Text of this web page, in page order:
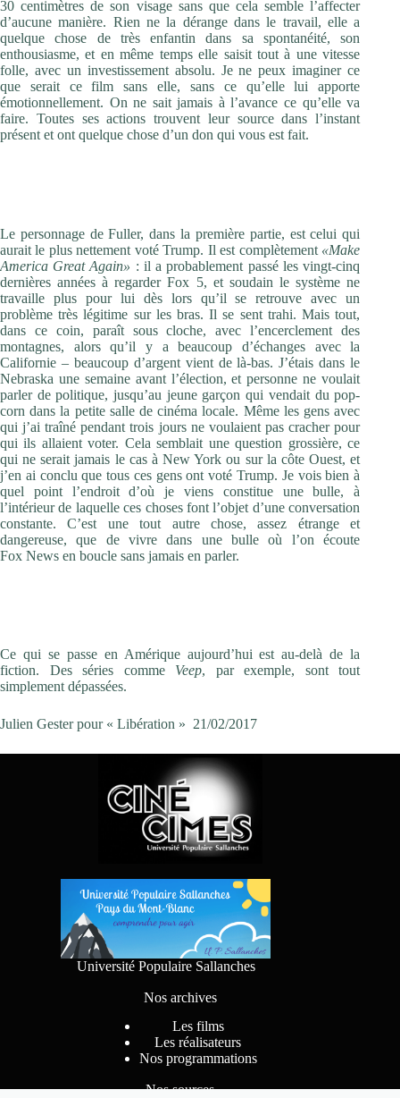
30 centimètres de son visage sans que cela semble l’affecter
d’aucune manière. Rien ne la dérange dans le travail, elle a
quelque chose de très enfantin dans sa spontanéité, son
enthousiasme, et en même temps elle saisit tout à une vitesse
folle, avec un investissement absolu. Je ne peux imaginer ce
que serait ce film sans elle, sans ce qu’elle lui apporte
émotionnellement. On ne sait jamais à l’avance ce qu’elle va
faire. Toutes ses actions trouvent leur source dans l’instant
présent et ont quelque chose d’un don qui vous est fait.
Le personnage de Fuller, dans la première partie, est celui qui
aurait le plus nettement voté Trump. Il est complètement «Make
America Great Again» : il a probablement passé les vingt-cinq
dernières années à regarder Fox 5, et soudain le système ne
travaille plus pour lui dès lors qu’il se retrouve avec un
problème très légitime sur les bras. Il se sent trahi. Mais tout,
dans ce coin, paraît sous cloche, avec l’encerclement des
montagnes, alors qu’il y a beaucoup d’échanges avec la
Californie – beaucoup d’argent vient de là-bas. J’étais dans le
Nebraska une semaine avant l’élection, et personne ne voulait
parler de politique, jusqu’au jeune garçon qui vendait du pop-
corn dans la petite salle de cinéma locale. Même les gens avec
qui j’ai traîné pendant trois jours ne voulaient pas cracher pour
qui ils allaient voter. Cela semblait une question grossière, ce
qui ne serait jamais le cas à New York ou sur la côte Ouest, et
j’en ai conclu que tous ces gens ont voté Trump. Je vois bien à
quel point l’endroit d’où je viens constitue une bulle, à
l’intérieur de laquelle ces choses font l’objet d’une conversation
constante. C’est une tout autre chose, assez étrange et
dangereuse, que de vivre dans une bulle où l’on écoute
Fox News en boucle sans jamais en parler.
Ce qui se passe en Amérique aujourd’hui est au-delà de la
fiction. Des séries comme Veep, par exemple, sont tout
simplement dépassées.
Julien Gester pour « Libération » 21/02/2017
Université Populaire Sallanches
Nos archives
Les films
Les réalisateurs
Nos programmations
Nos sources